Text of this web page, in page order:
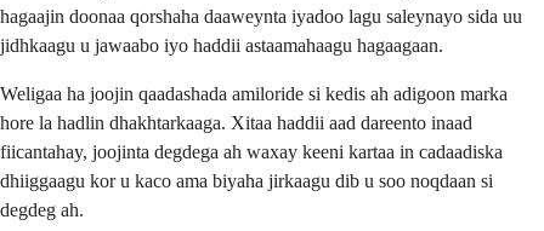
hagaajin doonaa qorshaha daaweynta iyadoo lagu saleynayo sida uu
jidhkaagu u jawaabo iyo haddii astaamahaagu hagaagaan.
Weligaa ha joojin qaadashada amiloride si kedis ah adigoon marka
hore la hadlin dhakhtarkaaga. Xitaa haddii aad dareento inaad
fiicantahay, joojinta degdega ah waxay keeni kartaa in cadaadiska
dhiiggaagu kor u kaco ama biyaha jirkaagu dib u soo noqdaan si
degdeg ah.